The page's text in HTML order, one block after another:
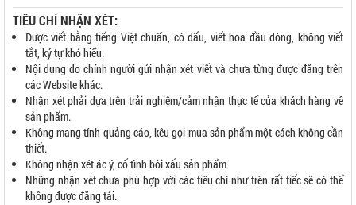
TIÊU CHÍ NHẬN XÉT:
Được viết bằng tiếng Việt chuẩn, có dấu, viết hoa đầu dòng, không viết
tắt, ký tự khó hiểu.
Nội dung do chính người gửi nhận xét viết và chưa từng được đăng trên
các Website khác.
Nhận xét phải dựa trên trải nghiệm/cảm nhận thực tế của khách hàng về
sản phẩm.
Không mang tính quảng cáo, kêu gọi mua sản phẩm một cách không cần
thiết.
Không nhận xét ác ý, cố tình bôi xấu sản phẩm
Những nhận xét chưa phù hợp với các tiêu chí như trên rất tiếc sẽ có thể
không được đăng tải.